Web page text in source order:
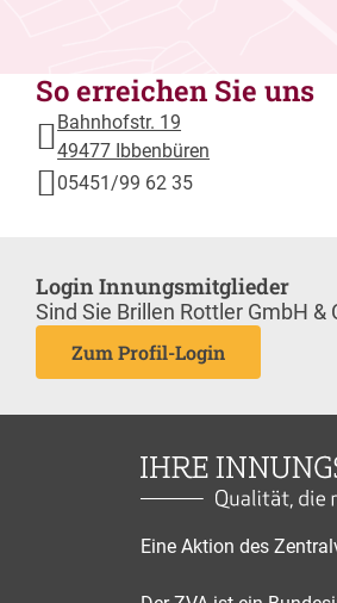
So erreichen Sie uns
Bahnhofstr. 19
49477 Ibbenbüren
05451/99 62 35
Login Innungsmitglieder
Sind Sie Brillen Rottler GmbH &
Zum Profil-Login
Eine Aktion des